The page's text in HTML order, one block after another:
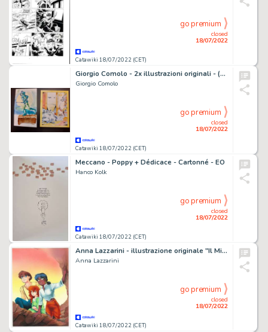
Catawiki 18/07/2022 (CET)
closed
18/07/2022
go premium
Giorgio Comolo - 2x illustrazioni originali - (1983)
Giorgio Comolo
Catawiki 18/07/2022 (CET)
closed
18/07/2022
go premium
Meccano - Poppy + Dédicace - Cartonné - EO
Hanco Kolk
Catawiki 18/07/2022 (CET)
closed
18/07/2022
go premium
Anna Lazzarini - illustrazione originale "Il Mistero della Pietra Azzurra" - (1993)
Anna Lazzarini
Catawiki 18/07/2022 (CET)
closed
18/07/2022
go premium